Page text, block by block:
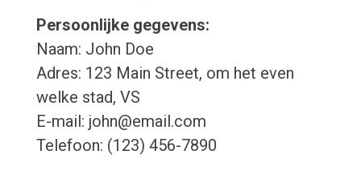
Persoonlijke gegevens:
Naam: John Doe
Adres: 123 Main Street, om het even
welke stad, VS
E-mail: john@email.com
Telefoon: (123) 456-7890